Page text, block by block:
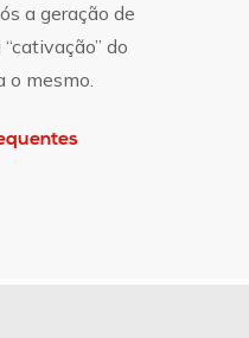
a geração de
do
o mesmo.